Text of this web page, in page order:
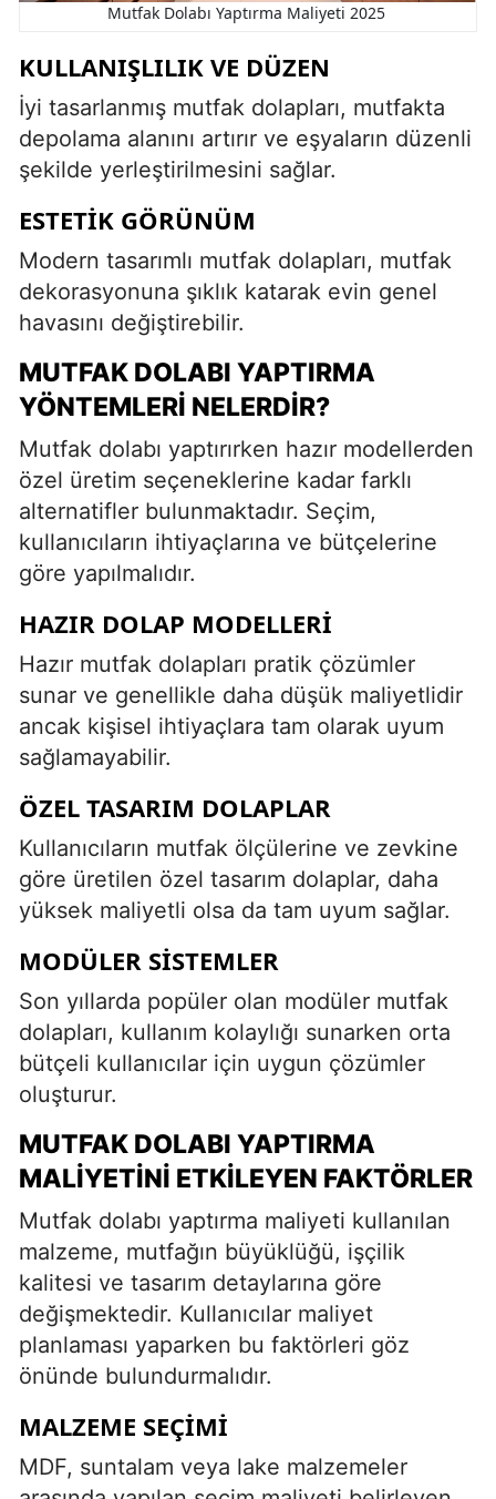
Mutfak Dolabı Yaptırma Maliyeti 2025
KULLANIŞLILIK VE DÜZEN
İyi tasarlanmış mutfak dolapları, mutfakta
depolama alanını artırır ve eşyaların düzenli
şekilde yerleştirilmesini sağlar.
ESTETIK GÖRÜNÜM
Modern tasarımlı mutfak dolapları, mutfak
dekorasyonuna şıklık katarak evin genel
havasını değiştirebilir.
MUTFAK DOLABI YAPTIRMA
YÖNTEMLERI NELERDIR?
Mutfak dolabı yaptırırken hazır modellerden
özel üretim seçeneklerine kadar farklı
alternatifler bulunmaktadır. Seçim,
kullanıcıların ihtiyaçlarına ve bütçelerine
göre yapılmalıdır.
HAZIR DOLAP MODELLERI
Hazır mutfak dolapları pratik çözümler
sunar ve genellikle daha düşük maliyetlidir
ancak kişisel ihtiyaçlara tam olarak uyum
sağlamayabilir.
ÖZEL TASARIM DOLAPLAR
Kullanıcıların mutfak ölçülerine ve zevkine
göre üretilen özel tasarım dolaplar, daha
yüksek maliyetli olsa da tam uyum sağlar.
MODÜLER SISTEMLER
Son yıllarda popüler olan modüler mutfak
dolapları, kullanım kolaylığı sunarken orta
bütçeli kullanıcılar için uygun çözümler
oluşturur.
MUTFAK DOLABI YAPTIRMA
MALIYETINI ETKILEYEN FAKTÖRLER
Mutfak dolabı yaptırma maliyeti kullanılan
malzeme, mutfağın büyüklüğü, işçilik
kalitesi ve tasarım detaylarına göre
değişmektedir. Kullanıcılar maliyet
planlaması yaparken bu faktörleri göz
önünde bulundurmalıdır.
MALZEME SEÇIMI
MDF, suntalam veya lake malzemeler